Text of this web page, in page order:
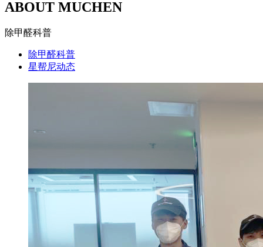
ABOUT MUCHEN
除甲醛科普
除甲醛科普
星帮尼动态